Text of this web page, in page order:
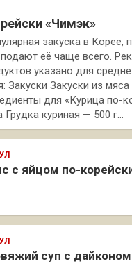
«Чимэк»
закуска в Корее,
её чаще всего.
указано для
Закуски Закуски из мяса
для «Курица по-
Грудка куриная — 500 г…
с яйцом по-
суп с